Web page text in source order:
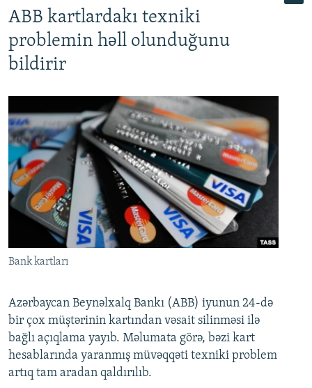
ABB kartlardakı texniki
problemin həll olunduğunu
bildirir
Bank kartları
Azərbaycan Beynəlxalq Bankı (ABB) iyunun 24-də
bir çox müştərinin kartından vəsait silinməsi ilə
bağlı açıqlama yayıb. Məlumata görə, bəzi kart
hesablarında yaranmış müvəqqəti texniki problem
artıq tam aradan qaldırılıb.